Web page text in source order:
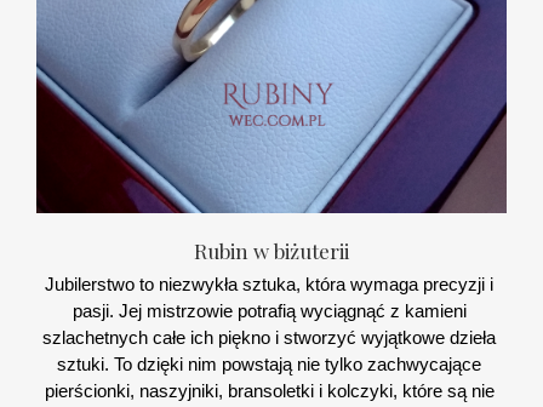
Rubin w biżuterii
Jubilerstwo to niezwykła sztuka, która wymaga precyzji i
pasji. Jej mistrzowie potrafią wyciągnąć z kamieni
szlachetnych całe ich piękno i stworzyć wyjątkowe dzieła
sztuki. To dzięki nim powstają nie tylko zachwycające
pierścionki, naszyjniki, bransoletki i kolczyki, które są nie